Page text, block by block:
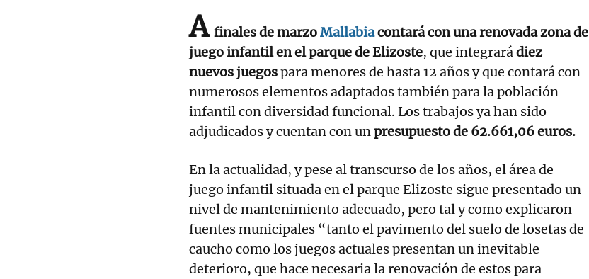
A finales de marzoMallabiacontará con una renovada zona de
juego infantil en el parque de Elizoste, que integrarádiez
nuevos juegospara menores de hasta 12 años y que contará con
numerosos elementos adaptados también para la población
infantil con diversidad funcional. Los trabajos ya han sido
adjudicados y cuentan con unpresupuesto de 62.661,06 euros.
En la actualidad, y pese al transcurso de los años, el área de
juego infantil situada en el parque Elizoste sigue presentado un
nivel de mantenimiento adecuado, pero tal y como explicaron
fuentes municipales “tanto el pavimento del suelo de losetas de
caucho como los juegos actuales presentan un inevitable
deterioro, que hace necesaria la renovación de estos para